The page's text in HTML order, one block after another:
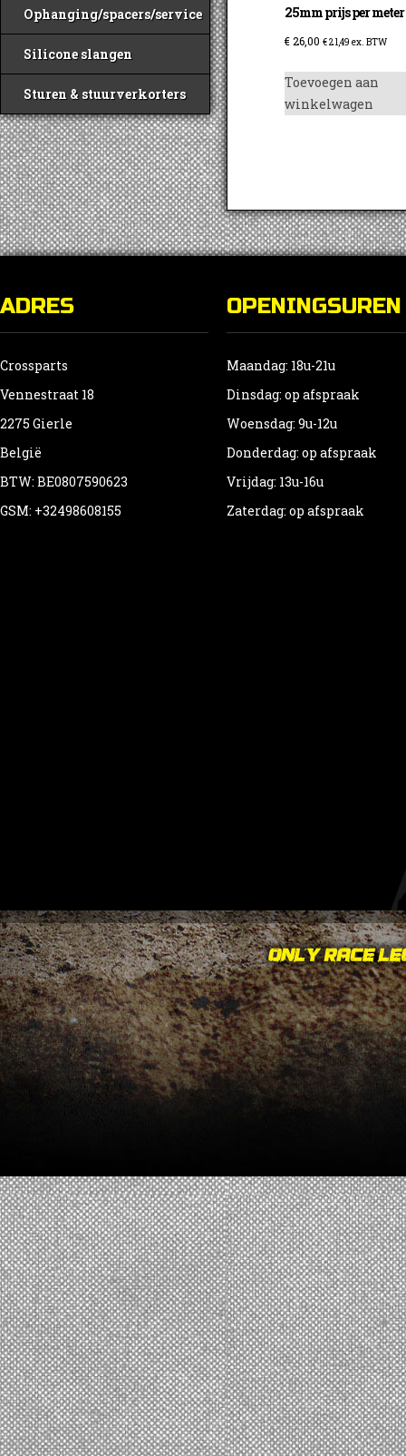
Ophanging/spacers/service
Silicone slangen
Sturen & stuurverkorters
25mm prijs per meter
€26,00 €21,49 ex. BTW
Toevoegen aan
winkelwagen
ADRES
Crossparts
Vennestraat 18
2275 Gierle
België
BTW: BE0807590623
GSM: +32498608155
OPENINGSUREN
Maandag: 18u-21u
Dinsdag: op afspraak
Woensdag: 9u-12u
Donderdag: op afspraak
Vrijdag: 13u-16u
Zaterdag: op afspraak